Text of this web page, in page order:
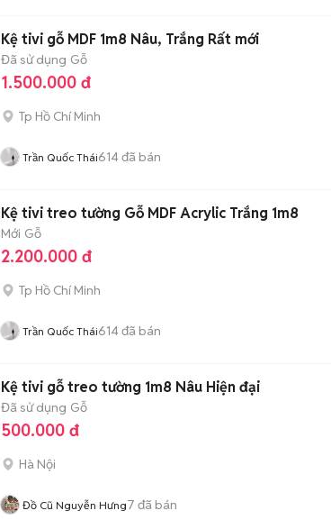
Kệ tivi gỗ MDF 1m8 Nâu, Trắng Rất mới
Đã sử dụng Gỗ
1.500.000 đ
Tp Hồ Chí Minh
Trần Quốc Thái614đã bán
Kệ tivi treo tường Gỗ MDF Acrylic Trắng 1m8
Mới Gỗ
2.200.000 đ
Tp Hồ Chí Minh
Trần Quốc Thái614đã bán
Kệ tivi gỗ treo tường 1m8 Nâu Hiện đại
Đã sử dụng Gỗ
500.000 đ
Hà Nội
Đồ Cũ Nguyễn Hưng7 đã bán